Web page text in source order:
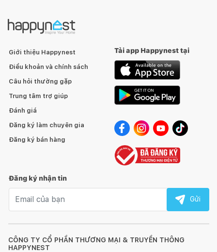
CÔNG TY CỔ PHẦN THƯƠNG MẠI & TRUYỀN THÔNG
HAPPYNEST
Giới thiệu Happynest
Điều khoản và chính sách
Câu hỏi thường gặp
Trung tâm trợ giúp
Đánh giá
Đăng ký làm chuyên gia
Đăng ký bán hàng
Tải app Happynest tại
Đăng ký nhận tin
Gửi